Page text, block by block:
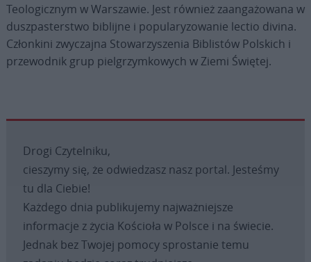
Teologicznym w Warszawie. Jest również zaangażowana w
duszpasterstwo biblijne i popularyzowanie lectio divina.
Członkini zwyczajna Stowarzyszenia Biblistów Polskich i
przewodnik grup pielgrzymkowych w Ziemi Świętej.
Drogi Czytelniku,
cieszymy się, że odwiedzasz nasz portal. Jesteśmy
tu dla Ciebie!
Każdego dnia publikujemy najważniejsze
informacje z życia Kościoła w Polsce i na świecie.
Jednak bez Twojej pomocy sprostanie temu